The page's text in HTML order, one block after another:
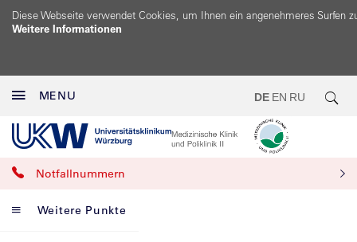
Diese Webseite verwendet Cookies, um Ihnen ein angenehmeres Surfen
Weitere Informationen
MENU DE EN RU
Notfallnummern
Weitere Punkte